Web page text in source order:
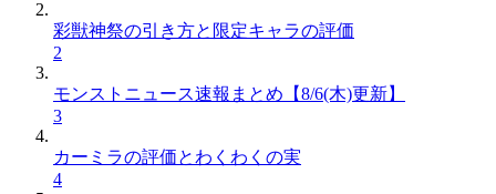
彩獣神祭の引き方と限定キャラの評価
2
モンストニュース速報まとめ【8/6(木)更新】
3
カーミラの評価とわくわくの実
4